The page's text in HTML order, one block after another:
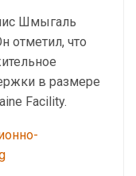
Шмыгаль
отметил, что
в размере
Facility.